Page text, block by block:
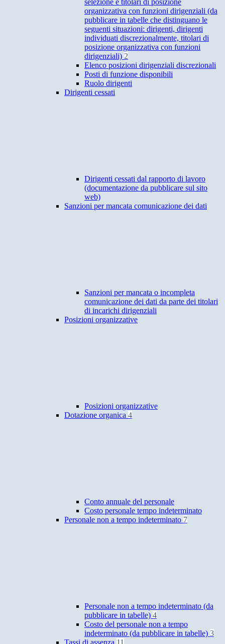
selezione e titolari di posizione
organizzativa con funzioni dirigenziali (da
pubblicare in tabelle che distinguano le
seguenti situazioni: dirigenti, dirigenti
individuati discrezionalmente, titolari di
posizione organizzativa con funzioni
dirigenziali) 2
Elenco posizioni dirigenziali discrezionali
Posti di funzione disponibili
Ruolo dirigenti
Dirigenti cessati
Dirigenti cessati dal rapporto di lavoro
(documentazione da pubblicare sul sito
web)
Sanzioni per mancata comunicazione dei dati
Sanzioni per mancata o incompleta
comunicazione dei dati da parte dei titolari
di incarichi dirigenziali
Posizioni organizzative
Posizioni organizzative
Dotazione organica 4
Conto annuale del personale
Costo personale tempo indeterminato
Personale non a tempo indeterminato 7
Personale non a tempo indeterminato (da
pubblicare in tabelle) 4
Costo del personale non a tempo
indeterminato (da pubblicare in tabelle) 3